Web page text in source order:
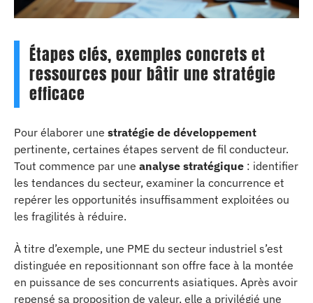
Étapes clés, exemples concrets et
ressources pour bâtir une stratégie
efficace
Pour élaborer une stratégie de développement
pertinente, certaines étapes servent de fil conducteur.
Tout commence par une analyse stratégique : identifier
les tendances du secteur, examiner la concurrence et
repérer les opportunités insuffisamment exploitées ou
les fragilités à réduire.
À titre d’exemple, une PME du secteur industriel s’est
distinguée en repositionnant son offre face à la montée
en puissance de ses concurrents asiatiques. Après avoir
repensé sa proposition de valeur, elle a privilégié une